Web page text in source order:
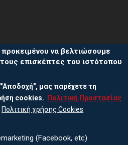
ΔΕΛΤΙΟ
εκδόσεις μας και τις εκδηλώσεις
μας δελτίο.
να βελτιώσουμε
επισκέπτες του ιστότοπου
μας παρέχετε τη
cookies.
Πολιτική Προστασίας
Πολιτική χρήσης Cookies
(Facebook, etc)